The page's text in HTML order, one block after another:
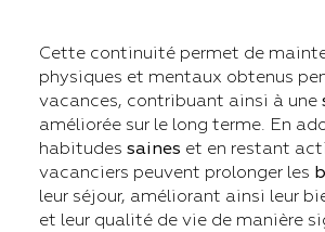
Cette continuité permet de
physiques et mentaux obtenus
vacances, contribuant ainsi à une
améliorée sur le long terme. En
habitudes saines et en restant
vacanciers peuvent prolonger les
leur séjour, améliorant ainsi leur
et leur qualité de vie de manière